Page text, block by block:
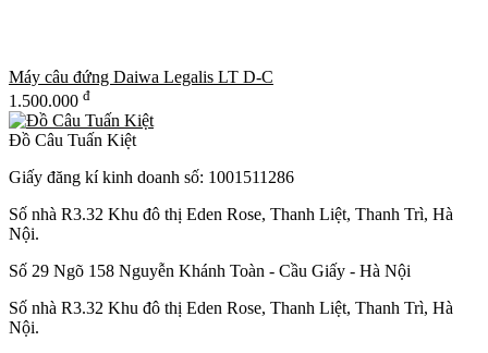
Máy câu đứng Daiwa Legalis LT D-C
1.500.000 đ
Đồ Câu Tuấn Kiệt
Giấy đăng kí kinh doanh số: 1001511286
Số nhà R3.32 Khu đô thị Eden Rose, Thanh Liệt, Thanh Trì, Hà
Nội.
Số 29 Ngõ 158 Nguyễn Khánh Toàn - Cầu Giấy - Hà Nội
Số nhà R3.32 Khu đô thị Eden Rose, Thanh Liệt, Thanh Trì, Hà
Nội.